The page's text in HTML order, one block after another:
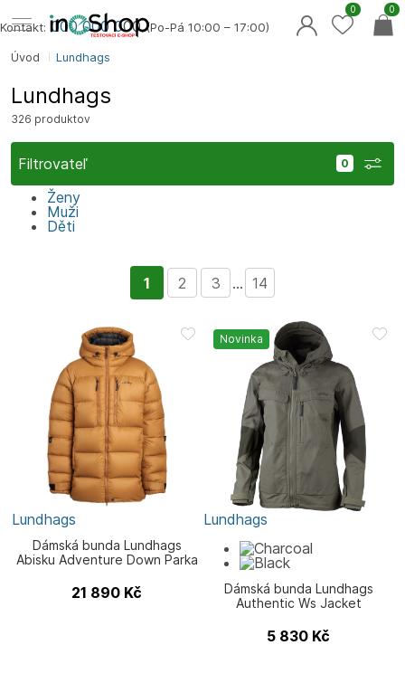
Úvod Lundhags
Lundhags
326 produktov
Filtrovateľ
Ženy
Muži
Děti
1 2 3 ... 14
Lundhags
Dámská bunda Lundhags
Abisku Adventure Down Parka
21 890 Kč
Novinka
Lundhags
Dámská bunda Lundhags
Authentic Ws Jacket
5 830 Kč
Kontakt: 000 000 000(Po-Pá 10:00 – 17:00)
0
0